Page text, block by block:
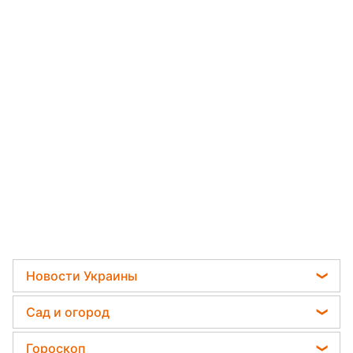
Новости Украины
Телеграм новости Украины
Пенсии в Украине
Сад и огород
Садовод назвал самое эффективное средство
Гороскоп